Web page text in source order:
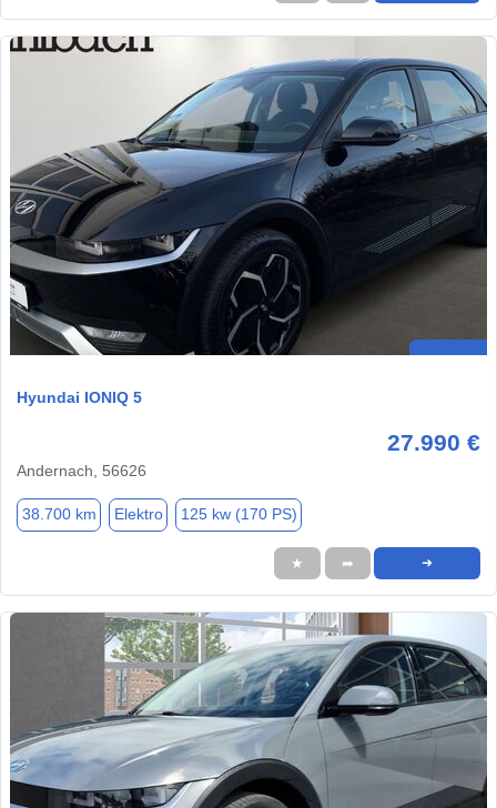
Hyundai IONIQ 5
27.990 €
Andernach, 56626
38.700 km Elektro 125 kw (170 PS)
★ ➦ ➜